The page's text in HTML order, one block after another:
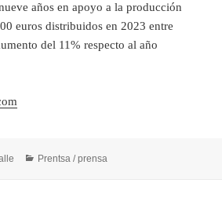
años en apoyo a la producción
euros distribuidos en 2023 entre
del 11% respecto al año
Categorías
Prentsa / prensa